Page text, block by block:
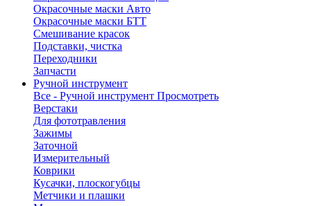
Окрасочные маски Авто
Окрасочные маски БТТ
Смешивание красок
Подставки, чистка
Переходники
Запчасти
Ручной инструмент
Все - Ручной инструмент Просмотреть
Верстаки
Для фототравления
Зажимы
Заточной
Измерительный
Коврики
Кусачки, плоскогубцы
Метчики и плашки